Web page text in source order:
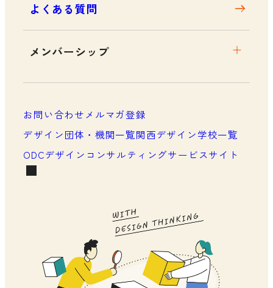
よくある質問
メンバーシップ
メンバーシップについて
お問い合わせメルマガ登録
デザイン団体・機関一覧関西デザイン学校一覧
ODCデザインコンサルティングサービスサイト